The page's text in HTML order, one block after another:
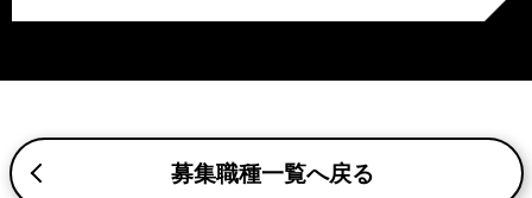
3. プライバシー尊重
4. 法令等の遵守
応募者等の個人情報の取得、利用その他一切の取り扱いに
募集職種一覧へ戻る